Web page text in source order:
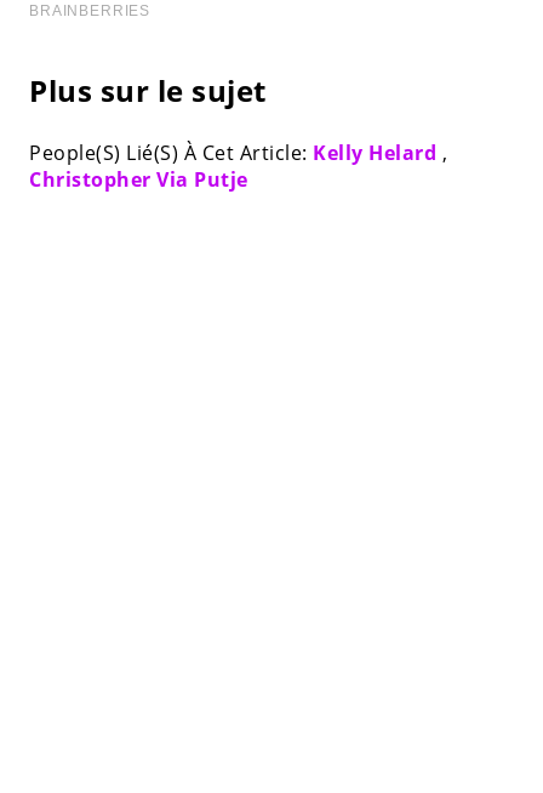
Plus sur le sujet
People(S) Lié(S) À Cet Article: Kelly Helard ,
Christopher Via Putje